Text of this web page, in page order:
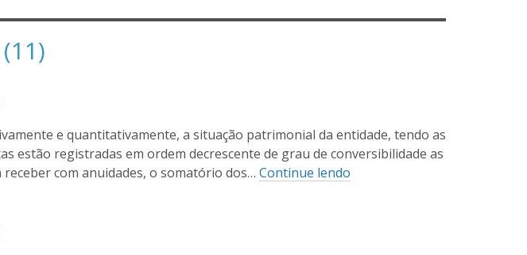
e quantitativamente, a situação patrimonial da entidade, tendo as
estão registradas em ordem decrescente de grau de conversibilidade as
com anuidades, o somatório dos… Continue lendo